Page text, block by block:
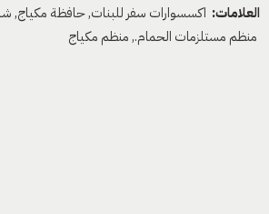
العلامات: اكسسوارات سفر للبنات,حافظة مكياج,
منظم مستلزمات الحمام.,منظم مكياج